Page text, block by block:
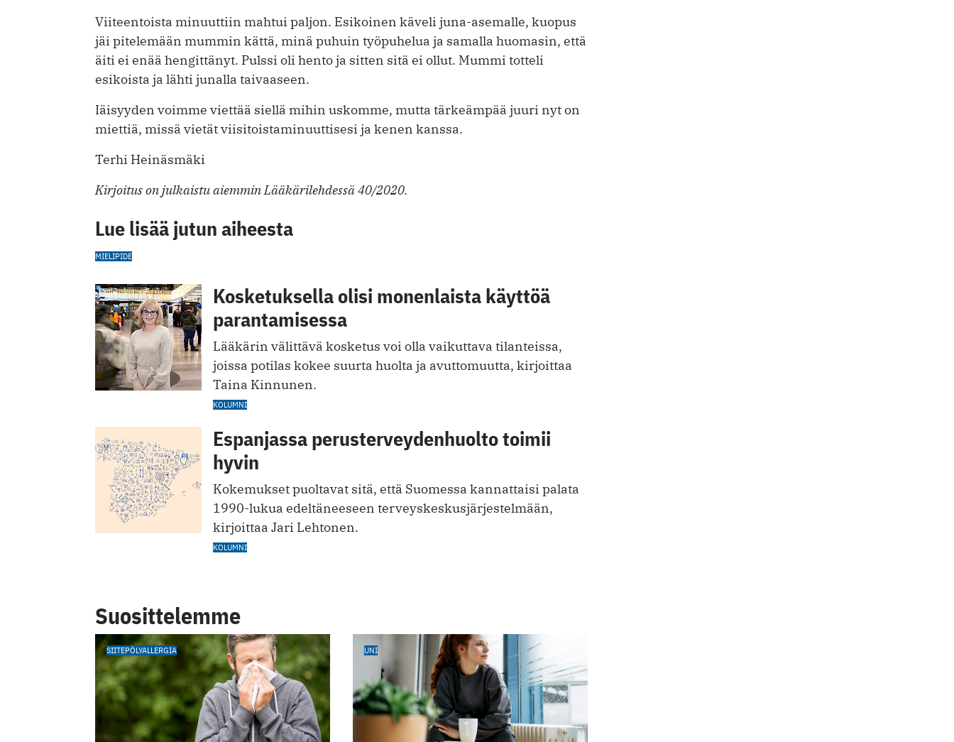
Viiteentoista minuuttiin mahtui paljon. Esikoinen käveli juna-asemalle, kuopus
jäi pitelemään mummin kättä, minä puhuin työpuhelua ja samalla huomasin, että
äiti ei enää hengittänyt. Pulssi oli hento ja sitten sitä ei ollut. Mummi totteli
esikoista ja lähti junalla taivaaseen.
Iäisyyden voimme viettää siellä mihin uskomme, mutta tärkeämpää juuri nyt on
miettiä, missä vietät viisitoistaminuuttisesi ja kenen kanssa.
Terhi Heinäsmäki
Kirjoitus on julkaistu aiemmin Lääkärilehdessä 40/2020.
Lue lisää jutun aiheesta
MIELIPIDE
Kosketuksella olisi monenlaista käyttöä
parantamisessa
Lääkärin välittävä kosketus voi olla vaikuttava tilanteissa,
joissa potilas kokee suurta huolta ja avuttomuutta, kirjoittaa
Taina Kinnunen.
KOLUMNI
Espanjassa perusterveydenhuolto toimii
hyvin
Kokemukset puoltavat sitä, että Suomessa kannattaisi palata
1990-lukua edeltäneeseen terveyskeskusjärjestelmään,
kirjoittaa Jari Lehtonen.
KOLUMNI
Suosittelemme
SIITEPÖLYALLERGIA UNI